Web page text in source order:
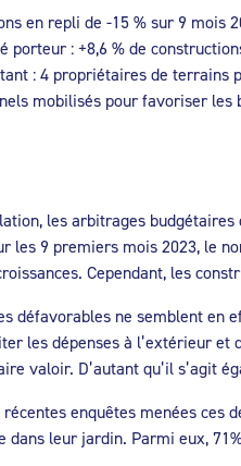
en repli de -15 % sur 9 mois
porteur : +8,6 % de
: 4 propriétaires de terrains
mobilisés pour favoriser les
les arbitrages
les 9 premiers mois 2023, le
Cependant, les
défavorables ne semblent en
les dépenses à l’extérieur
valoir. D’autant qu’il s’agit
récentes enquêtes menées
dans leur jardin. Parmi eux,